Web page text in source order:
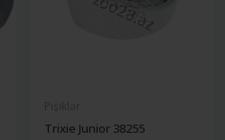
Trixie Junior 38255